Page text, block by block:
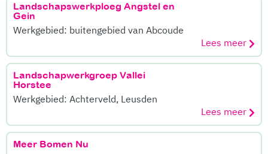
Landschapswerkploeg Angstel en
Gein
Werkgebied: buitengebied van Abcoude
Lees meer
Landschapwerkgroep Vallei
Horstee
Werkgebied: Achterveld, Leusden
Lees meer
Meer Bomen Nu